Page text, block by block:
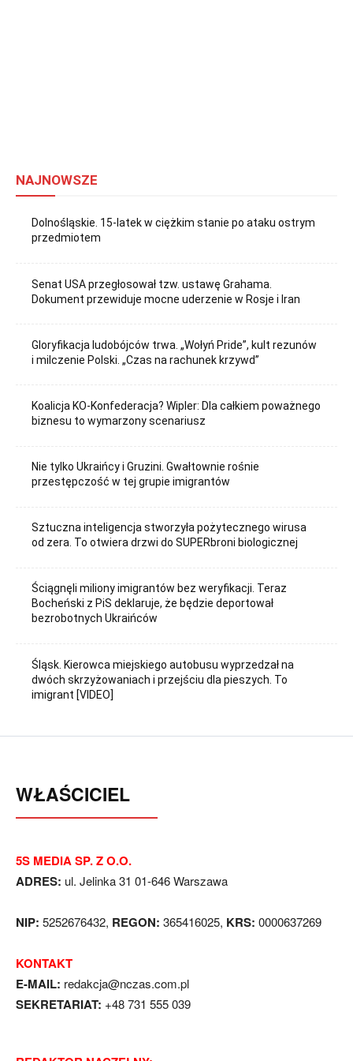
NAJNOWSZE
Dolnośląskie. 15-latek w ciężkim stanie po ataku ostrym
przedmiotem
Senat USA przegłosował tzw. ustawę Grahama.
Dokument przewiduje mocne uderzenie w Rosje i Iran
Gloryfikacja ludobójców trwa. „Wołyń Pride”, kult rezunów
i milczenie Polski. „Czas na rachunek krzywd”
Koalicja KO-Konfederacja? Wipler: Dla całkiem poważnego
biznesu to wymarzony scenariusz
Nie tylko Ukraińcy i Gruzini. Gwałtownie rośnie
przestępczość w tej grupie imigrantów
Sztuczna inteligencja stworzyła pożytecznego wirusa
od zera. To otwiera drzwi do SUPERbroni biologicznej
Ściągnęli miliony imigrantów bez weryfikacji. Teraz
Bocheński z PiS deklaruje, że będzie deportował
bezrobotnych Ukraińców
Śląsk. Kierowca miejskiego autobusu wyprzedzał na
dwóch skrzyżowaniach i przejściu dla pieszych. To
imigrant [VIDEO]
WŁAŚCICIEL
5S MEDIA SP. Z O.O.
ADRES: ul. Jelinka 31 01-646 Warszawa
NIP: 5252676432, REGON: 365416025, KRS: 0000637269
KONTAKT
E-MAIL: redakcja@nczas.com.pl
SEKRETARIAT: +48 731 555 039